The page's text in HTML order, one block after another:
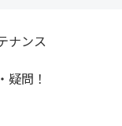
ナンス
疑問！